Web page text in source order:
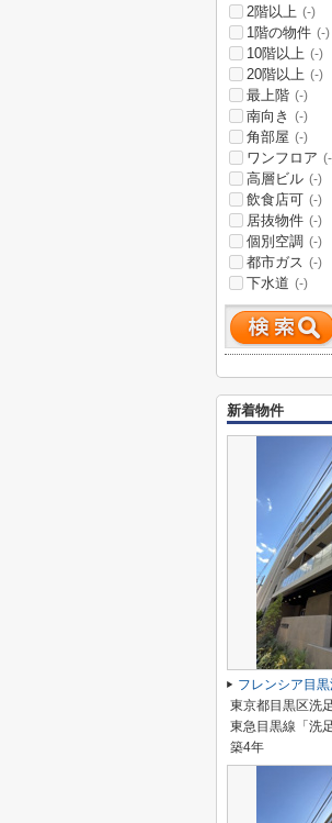
2階以上 (-)
1階の物件 (-)
10階以上 (-)
20階以上 (-)
最上階 (-)
南向き (-)
角部屋 (-)
ワンフロア
高層ビル (-)
飲食店可 (-)
居抜物件 (-)
個別空調 (-)
都市ガス (-)
下水道 (-)
新着物件
フレンシア目黒
東京都目黒区洗
東急目黒線「洗
築4年